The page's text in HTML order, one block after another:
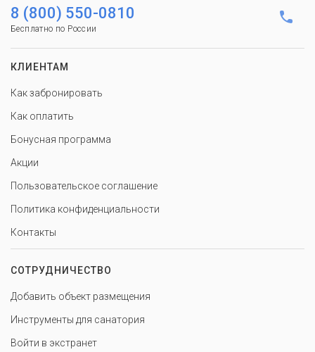
8 (800) 550-0810
Бесплатно по России
КЛИЕНТАМ
Как забронировать
Как оплатить
Бонусная программа
Акции
Пользовательское соглашение
Политика конфиденциальности
Контакты
СОТРУДНИЧЕСТВО
Добавить объект размещения
Инструменты для санатория
Войти в экстранет